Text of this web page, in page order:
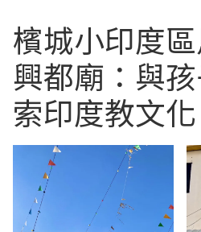
檳城小印度
興都廟：與
索印度教文化